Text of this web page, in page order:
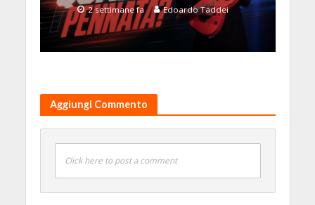
2 settimane fa Edoardo Taddei
Aggiungi Commento
Click here to post a comment